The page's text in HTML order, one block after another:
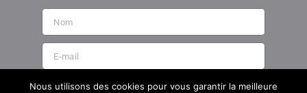
En cochant cette case vous acceptez de recevoir
Nous utilisons des cookies pour vous garantir la meilleure